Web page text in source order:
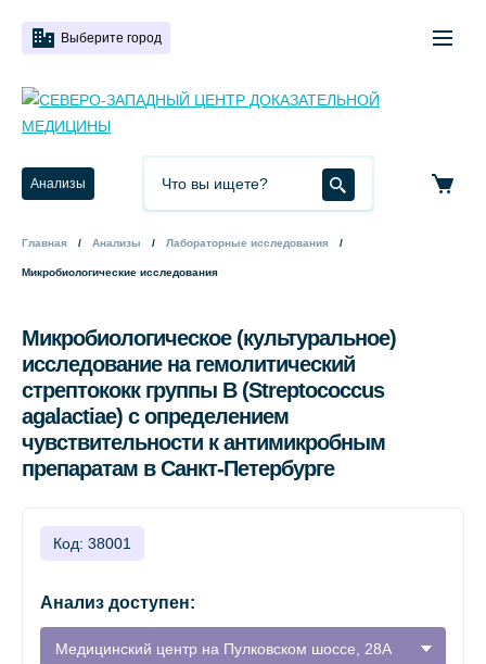
Выберите город
Анализы
Главная Анализы Лабораторные исследования
Микробиологические исследования
Микробиологическое (культуральное)
исследование на гемолитический
стрептококк группы В (Streptococcus
agalactiae) с определением
чувствительности к антимикробным
препаратам в Санкт-Петербурге
Код: 38001
Анализ доступен:
Медицинский центр на Пулковском шоссе, 28А